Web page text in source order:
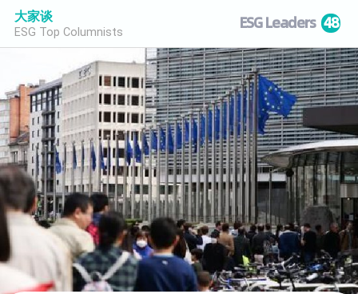
大家谈
ESG Top Columnists ESG Leaders 48